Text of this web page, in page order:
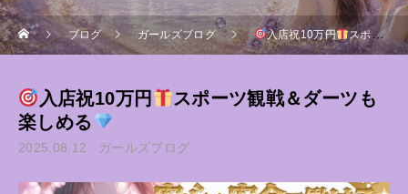
ブログ ガールズブログ 入店祝10万円 スポーツ観戦＆ダーツも楽しめる
入店祝10万円
スポーツ観戦＆ダーツも
楽しめる
2025.08.12 ガールズブログ